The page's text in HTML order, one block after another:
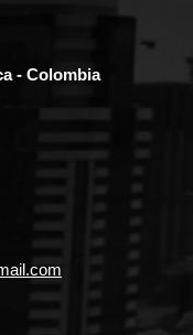
- Colombia